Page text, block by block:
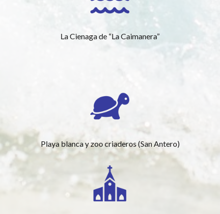
La Cienaga de “La Caimanera”
Playa blanca y zoo criaderos (San Antero)